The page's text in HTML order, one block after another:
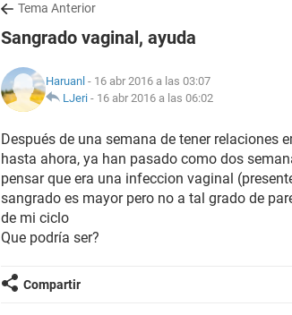
Tema Anterior
Sangrado vaginal, ayuda
Haruanl - 16 abr 2016 a las 03:07
LJeri - 16 abr 2016 a las 06:02
Después de una semana de tener relaciones
hasta ahora, ya han pasado como dos
pensar que era una infeccion vaginal
sangrado es mayor pero no a tal grado de
de mi ciclo
Que podría ser?
Compartir